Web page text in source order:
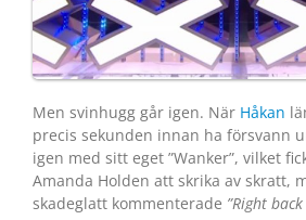
Men svinhugg går igen. När Håkan
precis sekunden innan ha försvann
igen med sitt eget ”Wanker”, vilket
Amanda Holden att skrika av skratt,
skadeglatt kommenterade ”Right